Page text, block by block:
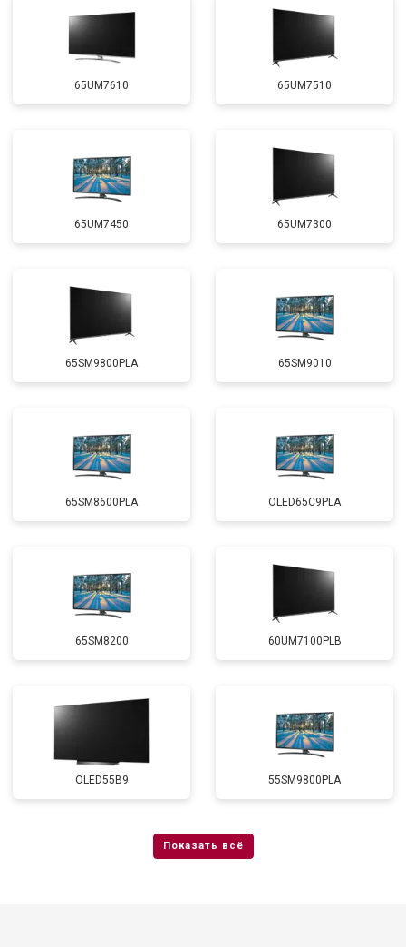
65UM7610 65UM7510
65UM7450 65UM7300
65SM9800PLA 65SM9010
65SM8600PLA OLED65C9PLA
65SM8200 60UM7100PLB
OLED55B9 55SM9800PLA